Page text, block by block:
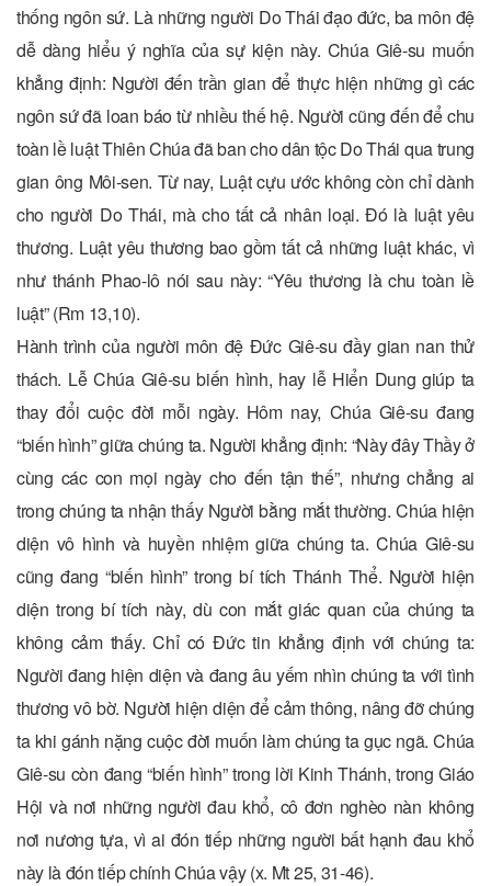
thống ngôn sứ. Là những người Do Thái đạo đức, ba môn đệ
dễ dàng hiểu ý nghĩa của sự kiện này. Chúa Giê-su muốn
khẳng định: Người đến trần gian để thực hiện những gì các
ngôn sứ đã loan báo từ nhiều thế hệ. Người cũng đến để chu
toàn lề luật Thiên Chúa đã ban cho dân tộc Do Thái qua trung
gian ông Môi-sen. Từ nay, Luật cựu ước không còn chỉ dành
cho người Do Thái, mà cho tất cả nhân loại. Đó là luật yêu
thương. Luật yêu thương bao gồm tất cả những luật khác, vì
như thánh Phao-lô nói sau này: “Yêu thương là chu toàn lề
luật” (Rm 13,10).
Hành trình của người môn đệ Đức Giê-su đầy gian nan thử
thách. Lễ Chúa Giê-su biến hình, hay lễ Hiển Dung giúp ta
thay đổi cuộc đời mỗi ngày. Hôm nay, Chúa Giê-su đang
“biến hình” giữa chúng ta. Người khẳng định: “Này đây Thầy ở
cùng các con mọi ngày cho đến tận thế”, nhưng chẳng ai
trong chúng ta nhận thấy Người bằng mắt thường. Chúa hiện
diện vô hình và huyền nhiệm giữa chúng ta. Chúa Giê-su
cũng đang “biến hình” trong bí tích Thánh Thể. Người hiện
diện trong bí tích này, dù con mắt giác quan của chúng ta
không cảm thấy. Chỉ có Đức tin khẳng định với chúng ta:
Người đang hiện diện và đang âu yếm nhìn chúng ta với tình
thương vô bờ. Người hiện diện để cảm thông, nâng đỡ chúng
ta khi gánh nặng cuộc đời muốn làm chúng ta gục ngã. Chúa
Giê-su còn đang “biến hình” trong lời Kinh Thánh, trong Giáo
Hội và nơi những người đau khổ, cô đơn nghèo nàn không
nơi nương tựa, vì ai đón tiếp những người bất hạnh đau khổ
này là đón tiếp chính Chúa vậy (x. Mt 25, 31-46).